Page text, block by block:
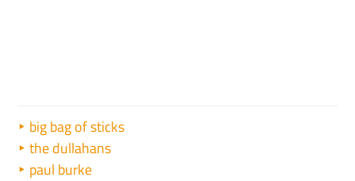
big bag of sticks
the dullahans
paul burke